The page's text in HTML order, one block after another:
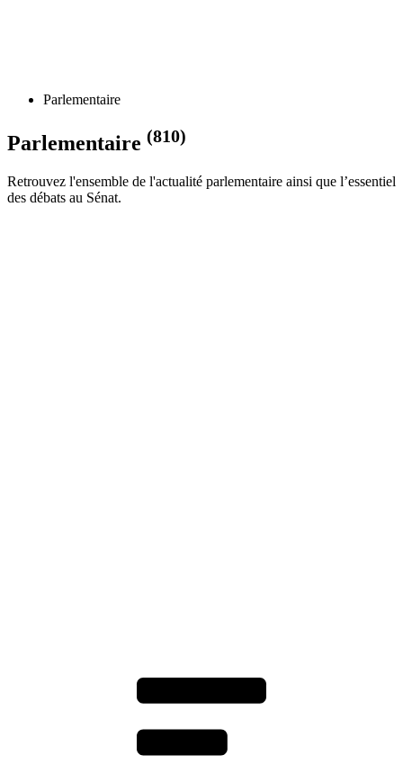
Parlementaire
Parlementaire (810)
Retrouvez l'ensemble de l'actualité parlementaire ainsi que l’essentiel
des débats au Sénat.